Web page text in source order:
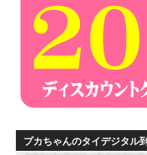
プカちゃんのタイデジタル